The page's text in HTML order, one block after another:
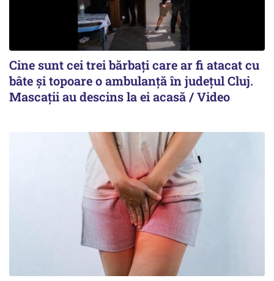
Cine sunt cei trei bărbați care ar fi atacat cu
bâte și topoare o ambulanță în județul Cluj.
Mascații au descins la ei acasă / Video